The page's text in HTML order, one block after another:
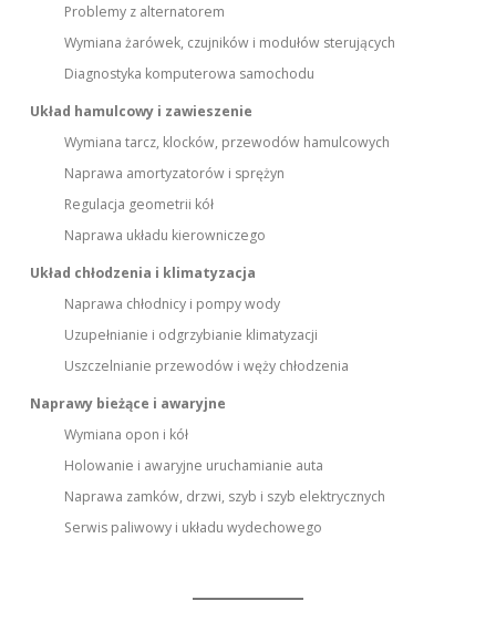
Problemy z alternatorem
Wymiana żarówek, czujników i modułów sterujących
Diagnostyka komputerowa samochodu
Układ hamulcowy i zawieszenie
Wymiana tarcz, klocków, przewodów hamulcowych
Naprawa amortyzatorów i sprężyn
Regulacja geometrii kół
Naprawa układu kierowniczego
Układ chłodzenia i klimatyzacja
Naprawa chłodnicy i pompy wody
Uzupełnianie i odgrzybianie klimatyzacji
Uszczelnianie przewodów i węży chłodzenia
Naprawy bieżące i awaryjne
Wymiana opon i kół
Holowanie i awaryjne uruchamianie auta
Naprawa zamków, drzwi, szyb i szyb elektrycznych
Serwis paliwowy i układu wydechowego